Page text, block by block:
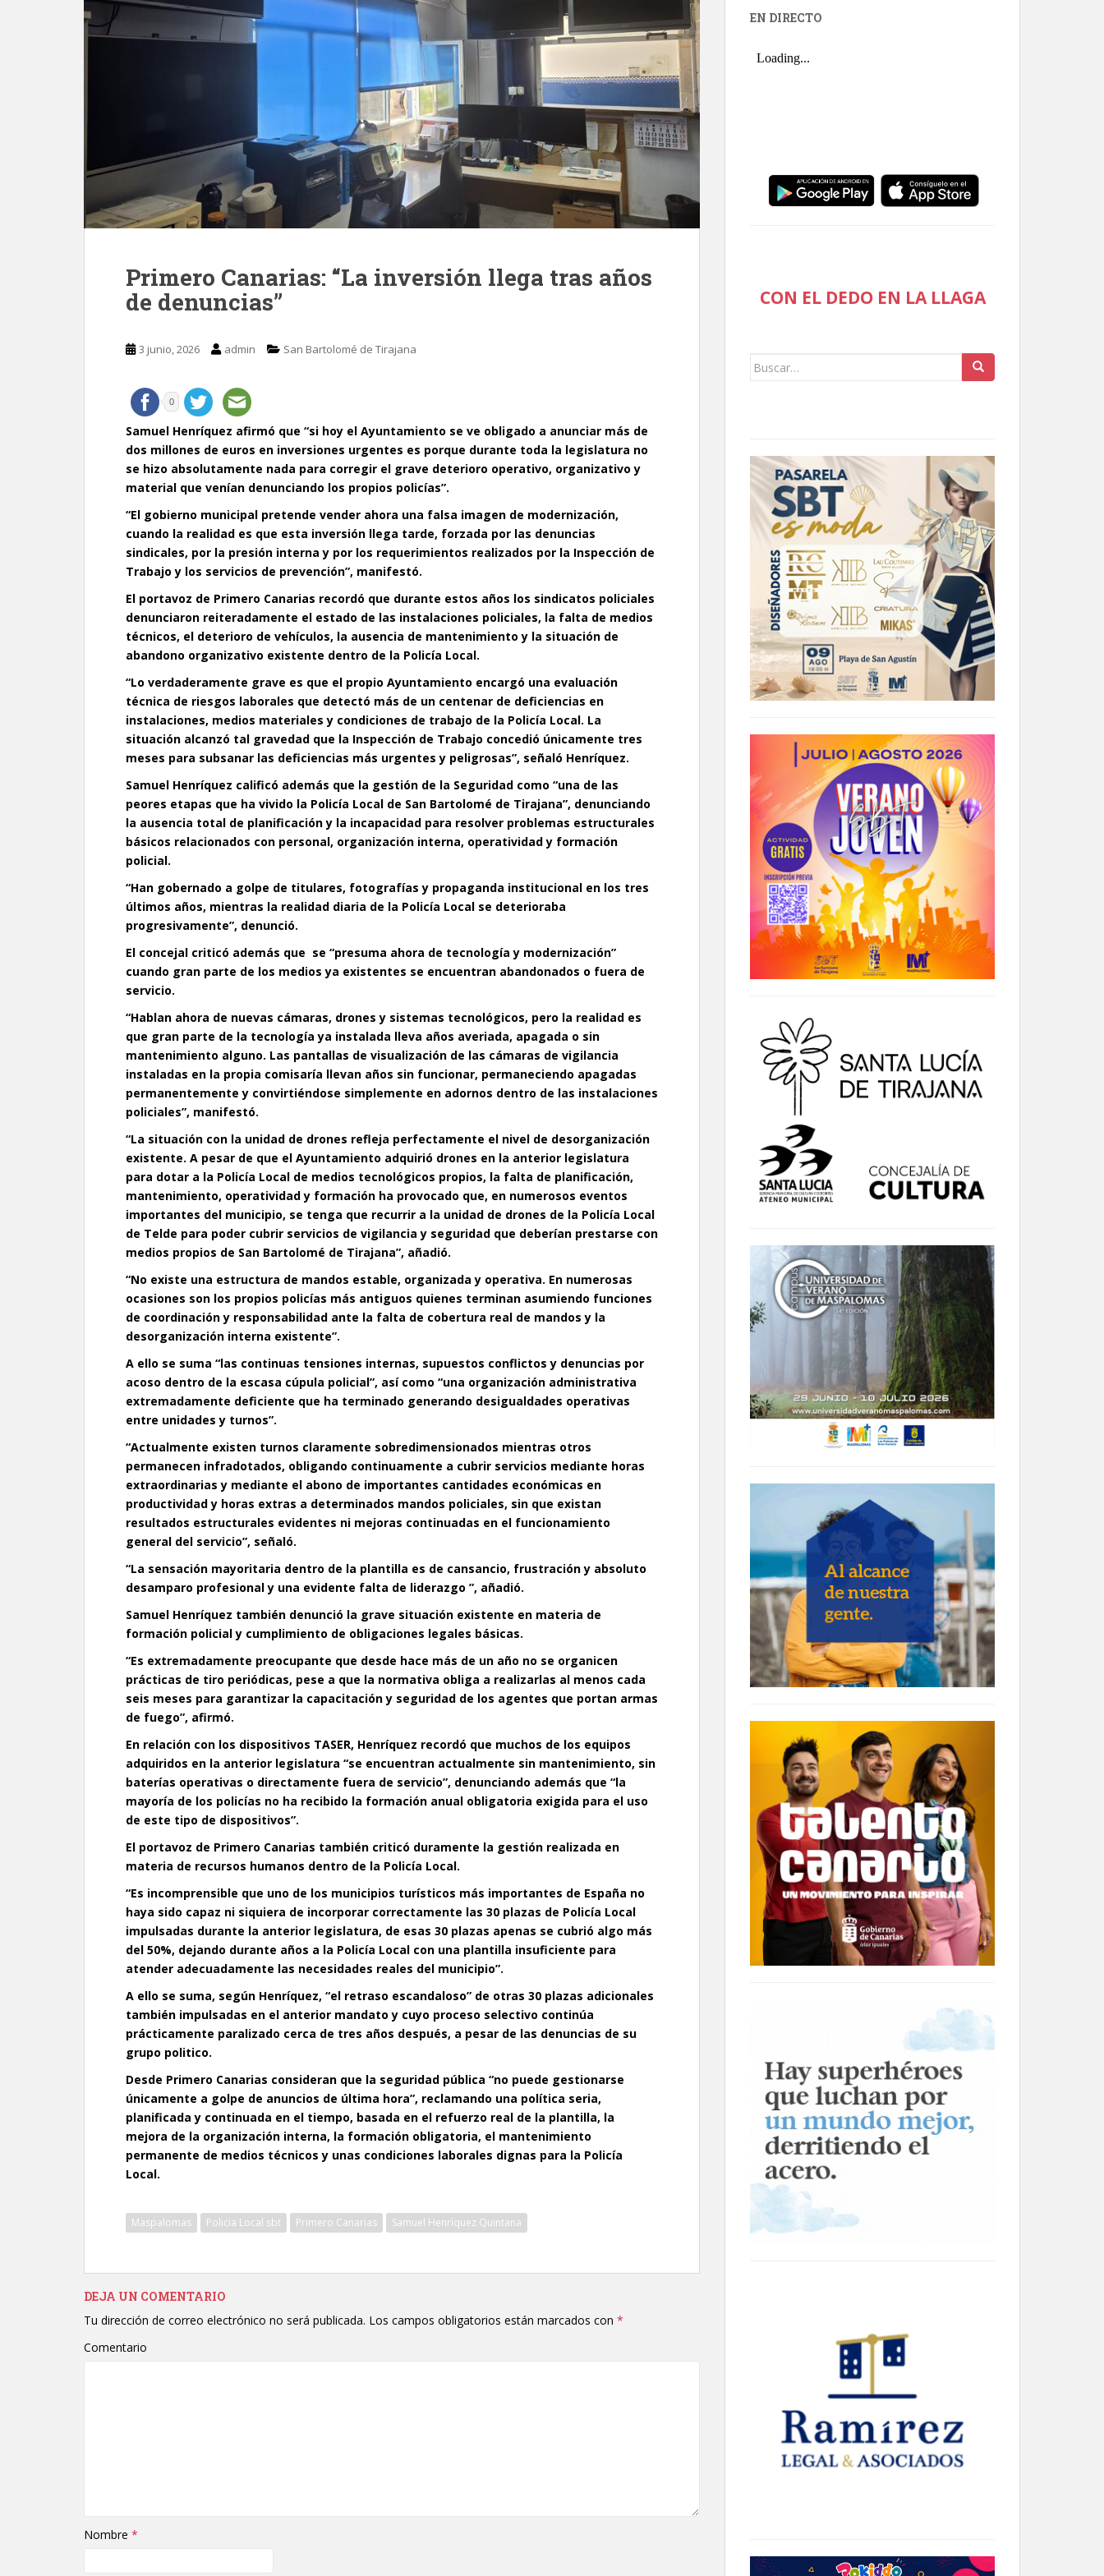
Primero Canarias: “La inversión llega tras años
de denuncias”
3 junio, 2026 admin San Bartolomé de Tirajana
0
Samuel Henríquez afirmó que “si hoy el Ayuntamiento se ve obligado a anunciar más de
dos millones de euros en inversiones urgentes es porque durante toda la legislatura no
se hizo absolutamente nada para corregir el grave deterioro operativo, organizativo y
material que venían denunciando los propios policías”.
“El gobierno municipal pretende vender ahora una falsa imagen de modernización,
cuando la realidad es que esta inversión llega tarde, forzada por las denuncias
sindicales, por la presión interna y por los requerimientos realizados por la Inspección de
Trabajo y los servicios de prevención”, manifestó.
El portavoz de Primero Canarias recordó que durante estos años los sindicatos policiales
denunciaron reiteradamente el estado de las instalaciones policiales, la falta de medios
técnicos, el deterioro de vehículos, la ausencia de mantenimiento y la situación de
abandono organizativo existente dentro de la Policía Local.
“Lo verdaderamente grave es que el propio Ayuntamiento encargó una evaluación
técnica de riesgos laborales que detectó más de un centenar de deficiencias en
instalaciones, medios materiales y condiciones de trabajo de la Policía Local. La
situación alcanzó tal gravedad que la Inspección de Trabajo concedió únicamente tres
meses para subsanar las deficiencias más urgentes y peligrosas”, señaló Henríquez.
Samuel Henríquez calificó además que la gestión de la Seguridad como “una de las
peores etapas que ha vivido la Policía Local de San Bartolomé de Tirajana”, denunciando
la ausencia total de planificación y la incapacidad para resolver problemas estructurales
básicos relacionados con personal, organización interna, operatividad y formación
policial.
“Han gobernado a golpe de titulares, fotografías y propaganda institucional en los tres
últimos años, mientras la realidad diaria de la Policía Local se deterioraba
progresivamente”, denunció.
El concejal criticó además que se “presuma ahora de tecnología y modernización”
cuando gran parte de los medios ya existentes se encuentran abandonados o fuera de
servicio.
“Hablan ahora de nuevas cámaras, drones y sistemas tecnológicos, pero la realidad es
que gran parte de la tecnología ya instalada lleva años averiada, apagada o sin
mantenimiento alguno. Las pantallas de visualización de las cámaras de vigilancia
instaladas en la propia comisaría llevan años sin funcionar, permaneciendo apagadas
permanentemente y convirtiéndose simplemente en adornos dentro de las instalaciones
policiales”, manifestó.
“La situación con la unidad de drones refleja perfectamente el nivel de desorganización
existente. A pesar de que el Ayuntamiento adquirió drones en la anterior legislatura
para dotar a la Policía Local de medios tecnológicos propios, la falta de planificación,
mantenimiento, operatividad y formación ha provocado que, en numerosos eventos
importantes del municipio, se tenga que recurrir a la unidad de drones de la Policía Local
de Telde para poder cubrir servicios de vigilancia y seguridad que deberían prestarse con
medios propios de San Bartolomé de Tirajana”, añadió.
“No existe una estructura de mandos estable, organizada y operativa. En numerosas
ocasiones son los propios policías más antiguos quienes terminan asumiendo funciones
de coordinación y responsabilidad ante la falta de cobertura real de mandos y la
desorganización interna existente”.
A ello se suma “las continuas tensiones internas, supuestos conflictos y denuncias por
acoso dentro de la escasa cúpula policial”, así como “una organización administrativa
extremadamente deficiente que ha terminado generando desigualdades operativas
entre unidades y turnos”.
“Actualmente existen turnos claramente sobredimensionados mientras otros
permanecen infradotados, obligando continuamente a cubrir servicios mediante horas
extraordinarias y mediante el abono de importantes cantidades económicas en
productividad y horas extras a determinados mandos policiales, sin que existan
resultados estructurales evidentes ni mejoras continuadas en el funcionamiento
general del servicio”, señaló.
“La sensación mayoritaria dentro de la plantilla es de cansancio, frustración y absoluto
desamparo profesional y una evidente falta de liderazgo ”, añadió.
Samuel Henríquez también denunció la grave situación existente en materia de
formación policial y cumplimiento de obligaciones legales básicas.
“Es extremadamente preocupante que desde hace más de un año no se organicen
prácticas de tiro periódicas, pese a que la normativa obliga a realizarlas al menos cada
seis meses para garantizar la capacitación y seguridad de los agentes que portan armas
de fuego”, afirmó.
En relación con los dispositivos TASER, Henríquez recordó que muchos de los equipos
adquiridos en la anterior legislatura “se encuentran actualmente sin mantenimiento, sin
baterías operativas o directamente fuera de servicio”, denunciando además que “la
mayoría de los policías no ha recibido la formación anual obligatoria exigida para el uso
de este tipo de dispositivos”.
El portavoz de Primero Canarias también criticó duramente la gestión realizada en
materia de recursos humanos dentro de la Policía Local.
“Es incomprensible que uno de los municipios turísticos más importantes de España no
haya sido capaz ni siquiera de incorporar correctamente las 30 plazas de Policía Local
impulsadas durante la anterior legislatura, de esas 30 plazas apenas se cubrió algo más
del 50%, dejando durante años a la Policía Local con una plantilla insuficiente para
atender adecuadamente las necesidades reales del municipio”.
A ello se suma, según Henríquez, “el retraso escandaloso” de otras 30 plazas adicionales
también impulsadas en el anterior mandato y cuyo proceso selectivo continúa
prácticamente paralizado cerca de tres años después, a pesar de las denuncias de su
grupo politico.
Desde Primero Canarias consideran que la seguridad pública “no puede gestionarse
únicamente a golpe de anuncios de última hora”, reclamando una política seria,
planificada y continuada en el tiempo, basada en el refuerzo real de la plantilla, la
mejora de la organización interna, la formación obligatoria, el mantenimiento
permanente de medios técnicos y unas condiciones laborales dignas para la Policía
Local.
Maspalomas Policia Local sbt Primero Canarias Samuel Henríquez Quintana
DEJA UN COMENTARIO
Tu dirección de correo electrónico no será publicada. Los campos obligatorios están marcados con *
Comentario
Nombre *
EN DIRECTO
CON EL DEDO EN LA LLAGA
Buscar: